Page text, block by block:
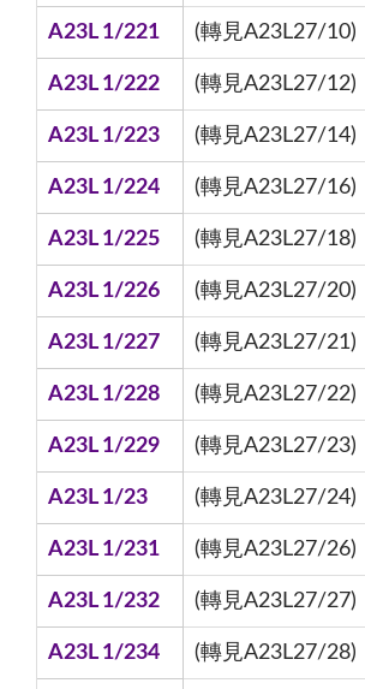
A23L 1/221 (轉見A23L27/10)
A23L 1/222 (轉見A23L27/12)
A23L 1/223 (轉見A23L27/14)
A23L 1/224 (轉見A23L27/16)
A23L 1/225 (轉見A23L27/18)
A23L 1/226 (轉見A23L27/20)
A23L 1/227 (轉見A23L27/21)
A23L 1/228 (轉見A23L27/22)
A23L 1/229 (轉見A23L27/23)
A23L 1/23 (轉見A23L27/24)
A23L 1/231 (轉見A23L27/26)
A23L 1/232 (轉見A23L27/27)
A23L 1/234 (轉見A23L27/28)